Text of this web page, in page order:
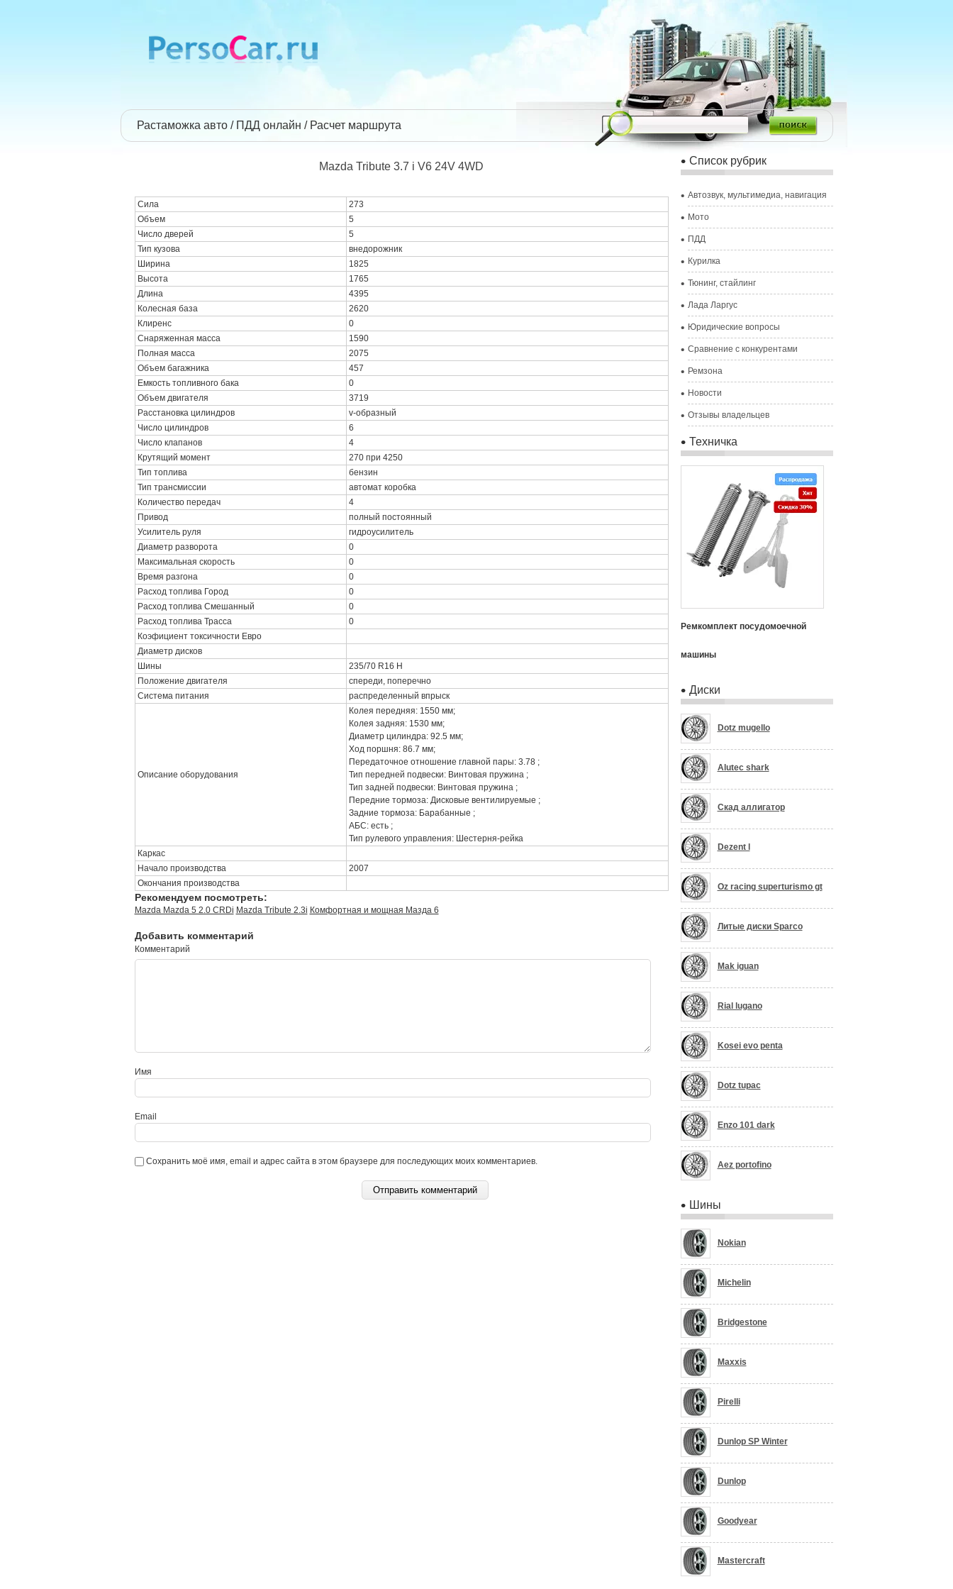
Растаможка авто ПДД онлайн Расчет маршрута
Mazda Tribute 3.7 i V6 24V 4WD
Сила
273
Объем
5
Число дверей
5
Тип кузова
внедорожник
Ширина
1825
Высота
1765
Длина
4395
Колесная база
2620
Клиренс
0
Снаряженная масса
1590
Полная масса
2075
Объем багажника
457
Емкость топливного бака
0
Объем двигателя
3719
Расстановка цилиндров
v-образный
Число цилиндров
6
Число клапанов
4
Крутящий момент
270 при 4250
Тип топлива
бензин
Тип трансмиссии
автомат коробка
Количество передач
4
Привод
полный постоянный
Усилитель руля
гидроусилитель
Диаметр разворота
0
Максимальная скорость
0
Время разгона
0
Расход топлива Город
0
Расход топлива Смешанный
0
Расход топлива Трасса
0
Коэфициент токсичности Евро
Диаметр дисков
Шины
235/70 R16 H
Положение двигателя
спереди, поперечно
Система питания
распределенный впрыск
Описание оборудования
Колея передняя: 1550 мм;
Колея задняя: 1530 мм;
Диаметр цилиндра: 92.5 мм;
Ход поршня: 86.7 мм;
Передаточное отношение главной пары: 3.78 ;
Тип передней подвески: Винтовая пружина ;
Тип задней подвески: Винтовая пружина ;
Передние тормоза: Дисковые вентилируемые ;
Задние тормоза: Барабанные ;
АБС: есть ;
Тип рулевого управления: Шестерня-рейка
Каркас
Начало производства
2007
Окончания производства
Рекомендуем посмотреть:
Mazda Mazda 5 2.0 CRDi Mazda Tribute 2.3i Комфортная и мощная Мазда 6
Добавить комментарий
Комментарий
Имя
Email
Сохранить моё имя, email и адрес сайта в этом браузере для последующих моих комментариев.
Список рубрик
Автозвук, мультимедиа, навигация
Мото
ПДД
Курилка
Тюнинг, стайлинг
Лада Ларгус
Юридические вопросы
Сравнение с конкурентами
Ремзона
Новости
Отзывы владельцев
Техничка
Ремкомплект посудомоечной
машины
Диски
Dotz mugello
Alutec shark
Скад аллигатор
Dezent l
Oz racing superturismo gt
Литые диски Sparco
Mak iguan
Rial lugano
Kosei evo penta
Dotz tupac
Enzo 101 dark
Aez portofino
Шины
Nokian
Michelin
Bridgestone
Maxxis
Pirelli
Dunlop SP Winter
Dunlop
Goodyear
Mastercraft